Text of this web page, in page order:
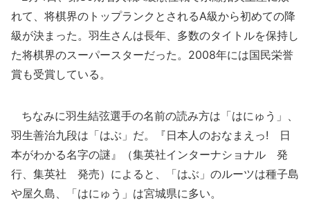
れて、将棋界のトップランクとされるA級から初めての降
級が決まった。羽生さんは長年、多数のタイトルを保持し
た将棋界のスーパースターだった。2008年には国民栄誉
賞も受賞している。
ちなみに羽生結弦選手の名前の読み方は「はにゅう」、
羽生善治九段は「はぶ」だ。『日本人のおなまえっ! 日
本がわかる名字の謎』（集英社インターナショナル 発
行、集英社 発売）によると、「はぶ」のルーツは種子島
や屋久島、「はにゅう」は宮城県に多い。